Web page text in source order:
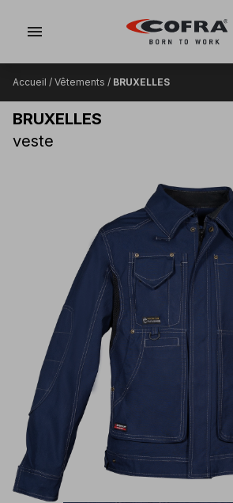
menu
Accueil / Vêtements / BRUXELLES
BRUXELLES
veste